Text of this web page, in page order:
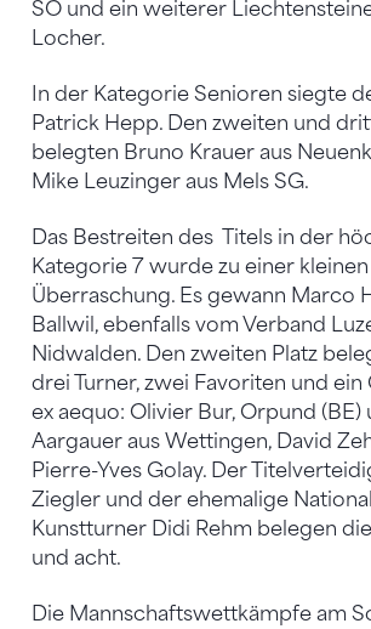
SO und ein weiterer
Locher.
In der Kategorie Senioren siegte
Patrick Hepp. Den zweiten und
belegten Bruno Krauer aus
Mike Leuzinger aus Mels SG.
Das Bestreiten des Titels in der
Kategorie 7 wurde zu einer kleinen
Überraschung. Es gewann Marco
Ballwil, ebenfalls vom Verband
Nidwalden. Den zweiten Platz
drei Turner, zwei Favoriten und ein
ex aequo: Olivier Bur, Orpund (BE)
Aargauer aus Wettingen, David
Pierre-Yves Golay. Der
Ziegler und der ehemalige
Kunstturner Didi Rehm belegen
und acht.
Die Mannschaftswettkämpfe am